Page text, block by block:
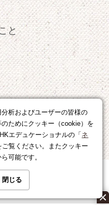
析およびユーザーの皆様の
ためにクッキー（cookie）を
エデュケーショナルの「 ネ
ご覧ください。またクッキー
可能です。
閉じる
と
シップについて
扱いについて
問い合わせ